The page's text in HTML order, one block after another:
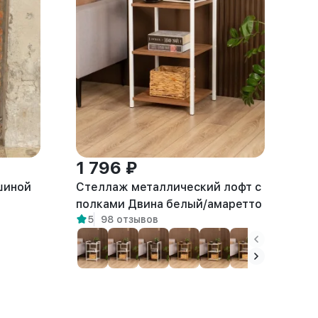
1 796 ₽
Стеллаж металлический лофт с
полками Двина белый/амаретто
5 98 отзывов